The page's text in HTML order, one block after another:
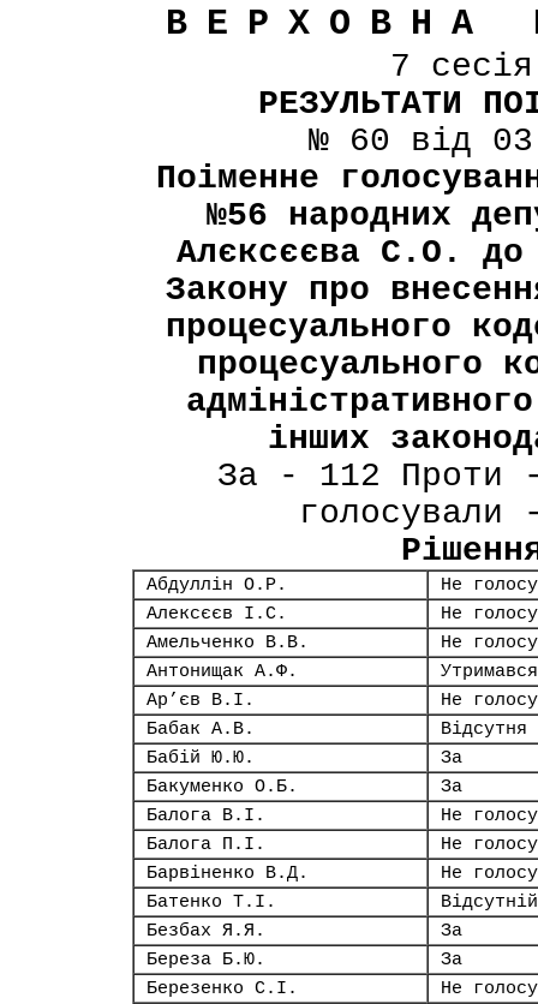
ВЕРХОВНА
7
РЕЗУЛЬТАТИ
№ 60 від
Поіменне
№56 народних
Алєксєєва С.О. до
Закону про
процесуального
процесуального
інших
За - 112 Проти
Абдуллін О.Р.
Не
Алексєєв І.С.
Не
Амельченко В.В.
Не
Антонищак А.Ф.
Утримався
Ар’єв В.І.
Не
Бабак А.В.
Відсутня
Бабій Ю.Ю.
За
Бакуменко О.Б.
За
Балога В.І.
Не
Балога П.І.
Не
Барвіненко В.Д.
Не
Батенко Т.І.
Відсутній
Безбах Я.Я.
За
Береза Б.Ю.
За
Березенко С.І.
Не